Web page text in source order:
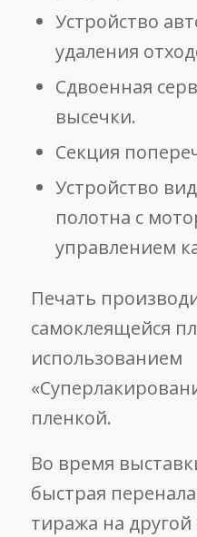
Устройство
удаления
Сдвоенная
высечки.
Секция
Устройство
полотна с
управлением
Печать
самоклеящейся
использованием
пленкой.
Во время
быстрая
тиража на другой